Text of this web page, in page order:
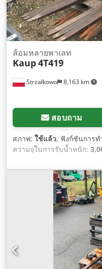
Strzałkowo 8,163 km
ส้อมหลายพาเลท
Kaup4T419
สอบถาม
สภาพ: ใช้แล้ว, ฟังก์ชันการท
ความจุในการรับน้ำหนัก: